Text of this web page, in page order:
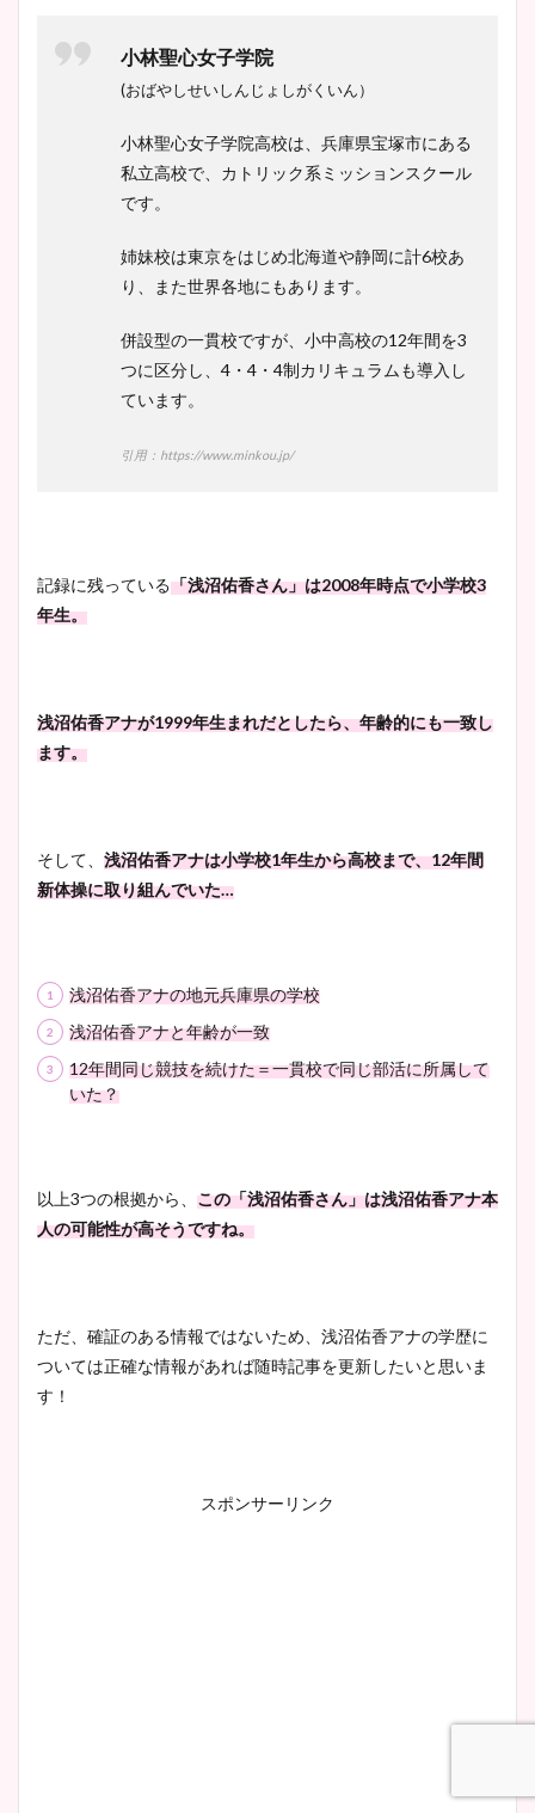
小林聖心女子学院
(おばやしせいしんじょしがくいん）
小林聖心女子学院高校は、兵庫県宝塚市にある
私立高校で、カトリック系ミッションスクール
です。
姉妹校は東京をはじめ北海道や静岡に計6校あ
り、また世界各地にもあります。
併設型の一貫校ですが、小中高校の12年間を3
つに区分し、4・4・4制カリキュラムも導入し
ています。
引用：https://www.minkou.jp/
記録に残っている「浅沼佑香さん」は2008年時点で小学校3
年生。
浅沼佑香アナが1999年生まれだとしたら、年齢的にも一致し
ます。
そして、 浅沼佑香アナは小学校1年生から高校まで、12年間
新体操に取り組んでいた…
浅沼佑香アナの地元兵庫県の学校
浅沼佑香アナと年齢が一致
12年間同じ競技を続けた＝一貫校で同じ部活に所属して
いた？
以上3つの根拠から、 この「浅沼佑香さん」は浅沼佑香アナ本
人の可能性が高そうですね。
ただ、確証のある情報ではないため、浅沼佑香アナの学歴に
ついては正確な情報があれば随時記事を更新したいと思いま
す！
スポンサーリンク